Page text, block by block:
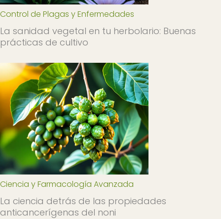
Control de Plagas y Enfermedades
La sanidad vegetal en tu herbolario: Buenas
prácticas de cultivo
Ciencia y Farmacología Avanzada
La ciencia detrás de las propiedades
anticancerígenas del noni